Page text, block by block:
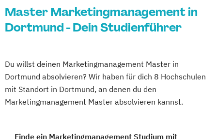
Master Marketingmanagement in
Dortmund - Dein Studienführer
Du willst deinen Marketingmanagement Master in
Dortmund absolvieren? Wir haben für dich 8 Hochschulen
mit Standort in Dortmund, an denen du den
Marketingmanagement Master absolvieren kannst.
Finde ein Marketingmanagement Studium mit